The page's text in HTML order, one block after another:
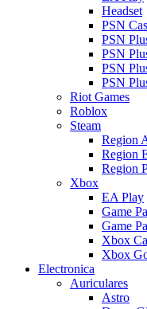
Headset
PSN
PSN
PSN
PSN
PSN
Riot Games
Roblox
Steam
Region
Region
Region
Xbox
EA Play
Game
Game
Xbox
Xbox
Electronica
Auriculares
Astro